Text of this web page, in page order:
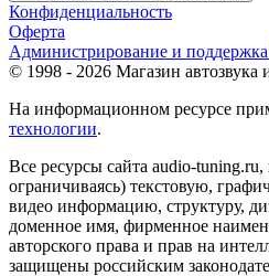
Конфиденциальность
Оферта
Администрирование и поддержка
© 1998 - 2026 Магазин
На информационном ресурсе
технологии.
Все ресурсы сайта audio-
ограничиваясь) текстовую,
видео информацию, структуру,
доменное имя, фирменное
авторского права и прав на
защищены российским